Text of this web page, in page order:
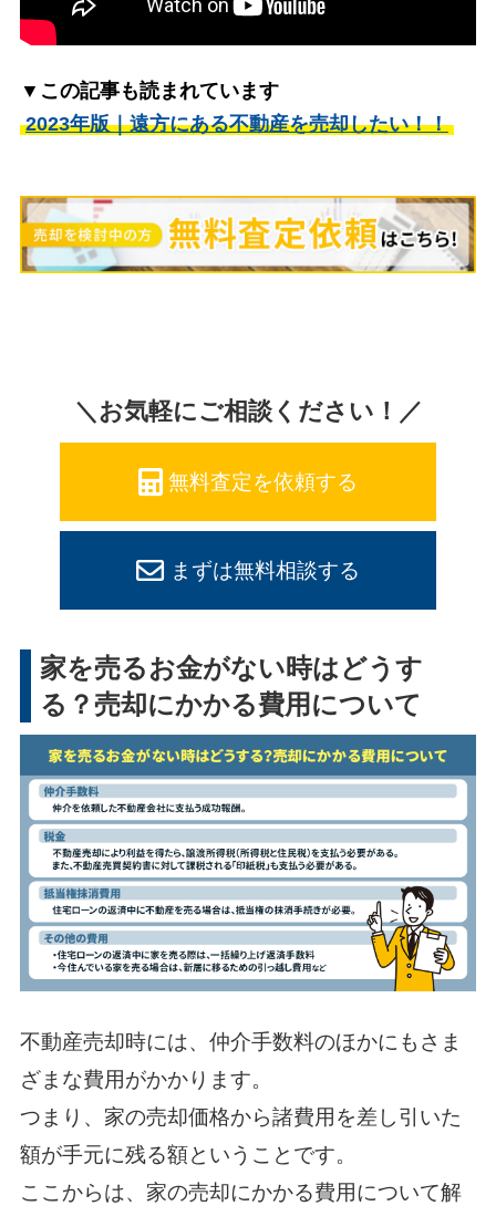
▼この記事も読まれています
2023年版｜遠方にある不動産を売却したい！！
＼お気軽にご相談ください！／
無料査定を依頼する
まずは無料相談する
家を売るお金がない時はどうす
る？売却にかかる費用について
不動産売却時には、仲介手数料のほかにもさま
ざまな費用がかかります。
つまり、家の売却価格から諸費用を差し引いた
額が手元に残る額ということです。
ここからは、家の売却にかかる費用について解